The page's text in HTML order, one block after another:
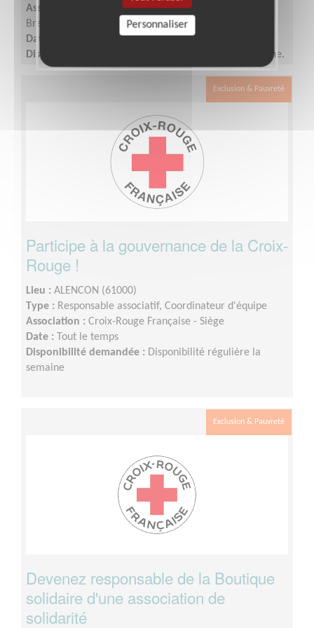
Association :
Croix-Rouge Française - Unité Locale de
Brest
Date :
Disponibilité demandée :
2 demi-journées par semaine.
Exclusion & Pauvreté
Participe à la gouvernance de la Croix-
Rouge !
Lieu : ALENCON (61000)
Type : Responsable associatif, Coordinateur d'équipe
Association : Croix-Rouge Française - Siège
Date : Tout le temps
Disponibilité demandée : Disponibilité régulière la
semaine
Exclusion & Pauvreté
Devenez responsable de la Boutique
solidaire d'une association de
solidarité
Personnaliser